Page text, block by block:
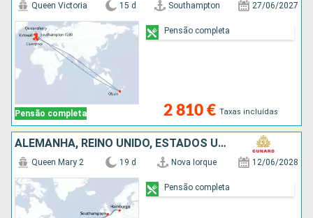
Pensão completa
Queen Victoria 15 d Southampton 27/06/2027
2 810 € Taxas incluídas
Pensão completa
ALEMANHA, REINO UNIDO, ESTADOS UNIDOS
Queen Mary 2 19 d Nova Iorque 12/06/2028
Pensão completa